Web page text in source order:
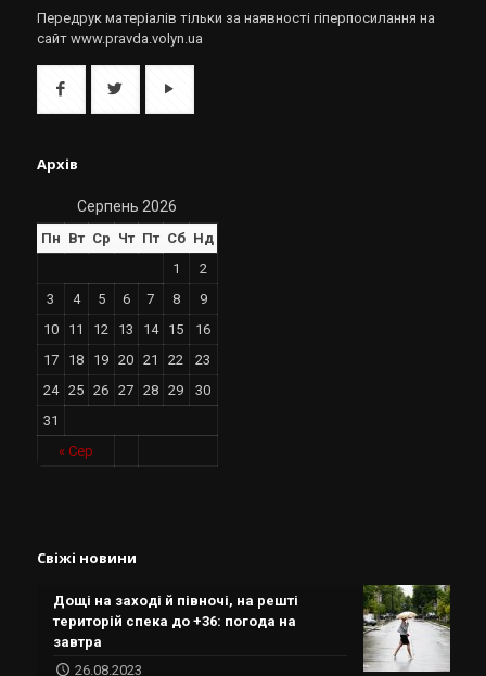
Передрук матеріалів тільки за наявності гіперпосилання на
сайт www.pravda.volyn.ua
Архів
Серпень 2026
Пн Вт Ср Чт Пт Сб Нд
« Сер
1
2
3
4 5 6 7 8
9
10
11 12 13 14 15
16
17
18 19 20 21 22
23
24
25 26 27 28 29
30
31
Свіжі новини
Дощі на заході й півночі, на решті
територій спека до +36: погода на
завтра
26.08.2023